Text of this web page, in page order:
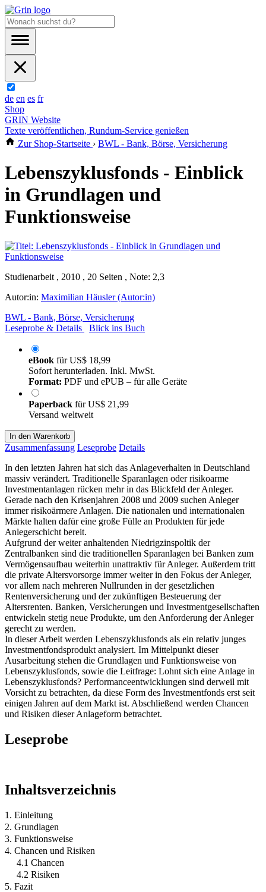
de en es fr
Shop
GRIN Website
Texte veröffentlichen, Rundum-Service genießen
Zur Shop-Startseite › BWL - Bank, Börse, Versicherung
Lebenszyklusfonds - Einblick
in Grundlagen und
Funktionsweise
Studienarbeit , 2010 , 20 Seiten , Note: 2,3
Autor:in: Maximilian Häusler (Autor:in)
BWL - Bank, Börse, Versicherung
Leseprobe & Details
Blick ins Buch
eBook fürUS$ 18,99
Sofort herunterladen. Inkl. MwSt.
Format: PDF und ePUB – für alle Geräte
Paperback fürUS$ 21,99
Versand weltweit
In den Warenkorb
Zusammenfassung Leseprobe Details
In den letzten Jahren hat sich das Anlageverhalten in Deutschland
massiv verändert. Traditionelle Sparanlagen oder risikoarme
Investmentanlagen rücken mehr in das Blickfeld der Anleger.
Gerade nach den Krisenjahren 2008 und 2009 suchen Anleger
immer risikoärmere Anlagen. Die nationalen und internationalen
Märkte halten dafür eine große Fülle an Produkten für jede
Anlegerschicht bereit.
Aufgrund der weiter anhaltenden Niedrigzinspoltik der
Zentralbanken sind die traditionellen Sparanlagen bei Banken zum
Vermögensaufbau weiterhin unattraktiv für Anleger. Außerdem tritt
die private Altersvorsorge immer weiter in den Fokus der Anleger,
vor allem nach mehreren Nullrunden in der gesetzlichen
Rentenversicherung und der zukünftigen Besteuerung der
Altersrenten. Banken, Versicherungen und Investmentgesellschaften
entwickeln stetig neue Produkte, um den Anforderung der Anleger
gerecht zu werden.
In dieser Arbeit werden Lebenszyklusfonds als ein relativ junges
Investmentfondsprodukt analysiert. Im Mittelpunkt dieser
Ausarbeitung stehen die Grundlagen und Funktionsweise von
Lebenszyklusfonds, sowie die Leitfrage: Lohnt sich eine Anlage in
Lebenszyklusfonds? Performanceentwicklungen sind derweil mit
Vorsicht zu betrachten, da diese Form des Investmentfonds erst seit
einigen Jahren auf dem Markt ist. Abschließend werden Chancen
und Risiken dieser Anlageform betrachtet.
Leseprobe
Inhaltsverzeichnis
1. Einleitung
2. Grundlagen
3. Funktionsweise
4. Chancen und Risiken
4.1 Chancen
4.2 Risiken
5. Fazit